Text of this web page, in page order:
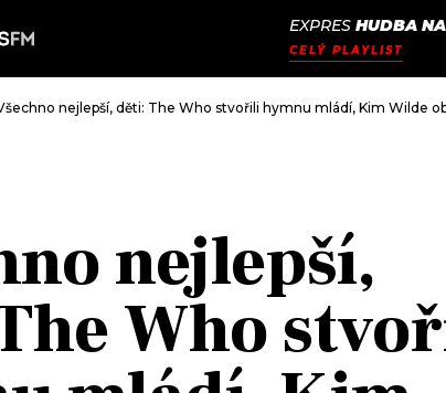
NALADIT
EXPRES HUDBA
CELÝ PLAYLIST
TRENDY
nejlepší, děti: The Who stvořili hymnu mládí, Kim Wilde
nejlepší,
Who